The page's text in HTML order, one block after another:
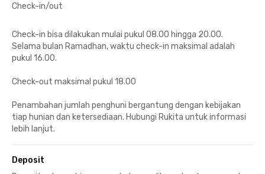
Check-in/out
Check-in bisa dilakukan mulai pukul 08.00 hingga 20.00.
Selama bulan Ramadhan, waktu check-in maksimal adalah
pukul 16.00.
Check-out maksimal pukul 18.00
Penambahan jumlah penghuni bergantung dengan kebijakan
tiap hunian dan ketersediaan. Hubungi Rukita untuk informasi
lebih lanjut.
Deposit